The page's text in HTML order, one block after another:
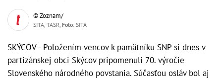
© Zoznam/
SITA, TASR, Foto: SITA
SKÝCOV - Položením vencov k pamätníku SNP si dnes v
partizánskej obci Skýcov pripomenuli 70. výročie
Slovenského národného povstania. Súčasťou osláv bol aj